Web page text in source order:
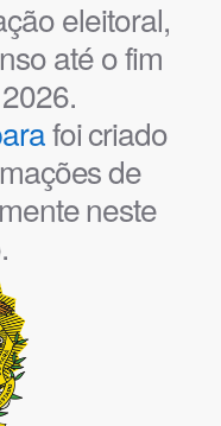
eleitoral,
até o fim
foi criado
de
neste